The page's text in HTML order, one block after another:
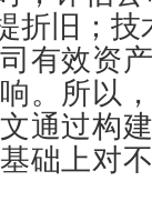
折旧； 技
有效资
。所以
通过构
础上对